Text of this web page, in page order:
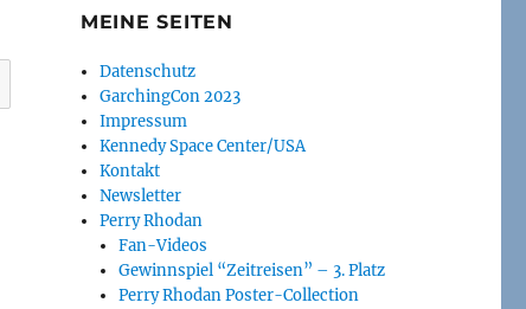
MEINE SEITEN
Datenschutz
GarchingCon 2023
Impressum
Kennedy Space Center/USA
Kontakt
Newsletter
Perry Rhodan
Fan-Videos
Gewinnspiel “Zeitreisen” – 3. Platz
Perry Rhodan Poster-Collection